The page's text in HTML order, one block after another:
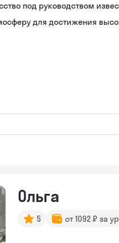
под руководством
для достижения
Ольга
5 от 1092 ₽ за